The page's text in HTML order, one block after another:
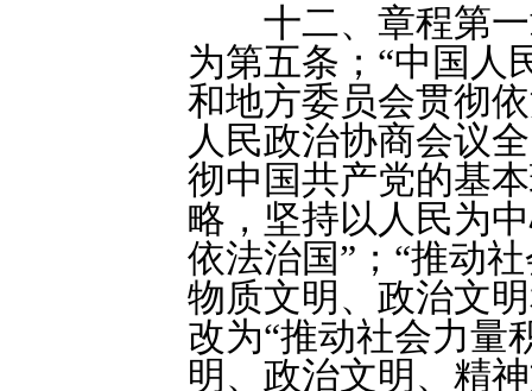
十二、章程第一
为第五条；“中国人
和地方委员会贯彻
人民政治协商会议
彻中国共产党的基
略，坚持以人民为
依法治国”；“推动
物质文明、政治文
改为“推动社会力量
明、政治文明、精